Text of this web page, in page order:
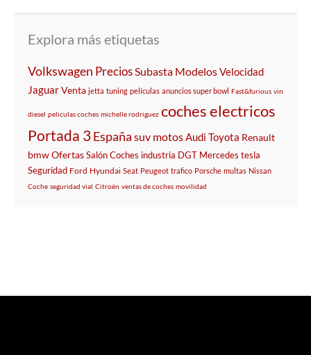
Explora más etiquetas
Volkswagen PreciosSubasta ModelosVelocidad
JaguarVenta jetta tuning películas anuncios super bowl Fast&furious vin
diesel peliculas coches michelle rodriguez coches electricos
Portada 3España suv motosAudi Toyota Renault
bmwOfertasSalónCoches industria DGT Mercedes tesla
Seguridad Ford Hyundai Seat Peugeot trafico Porsche multas Nissan
Coche seguridad vial Citroën ventas de coches movilidad